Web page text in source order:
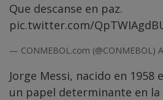
Que descanse en paz.
pic.twitter.com/
— CONMEBOL.com (@CONMEBOL)
Jorge Messi, nacido en 1958
un papel determinante en